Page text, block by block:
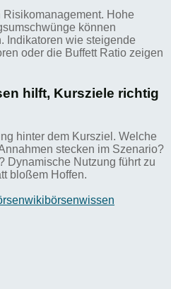
Hohe
können
Indikatoren wie steigende
oder die Buffett Ratio zeigen
hilft, Kursziele richtig
hinter dem Kursziel. Welche
stecken im Szenario?
Dynamische Nutzung führt zu
bloßem Hoffen.
börsenwissen